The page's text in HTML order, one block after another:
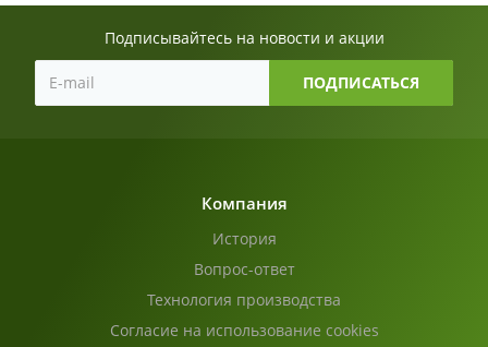
Подписывайтесь на новости и акции
Компания
История
Вопрос-ответ
Технология производства
Согласие на использование cookies